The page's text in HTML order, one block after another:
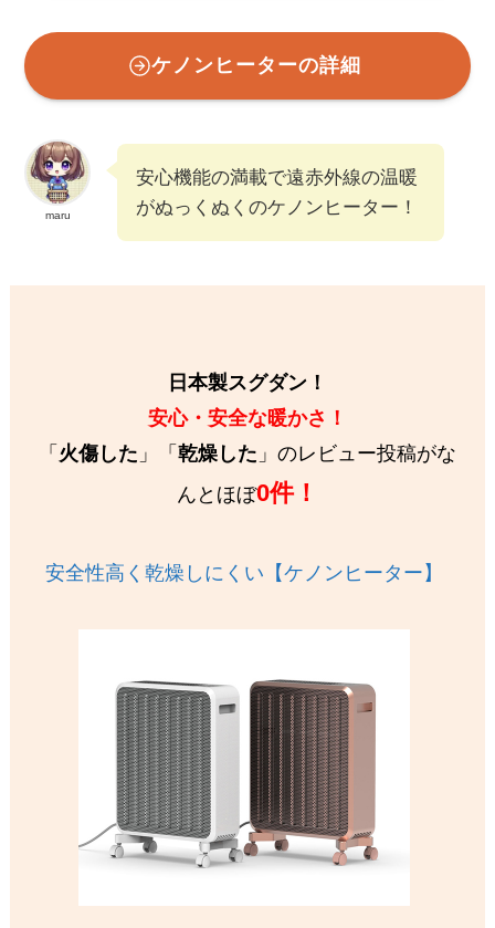
ケノンヒーターの詳細
maru
安心機能の満載で遠赤外線の温暖
がぬっくぬくのケノンヒーター！
日本製スグダン！
安心・安全な暖かさ！
「 火傷した 」「 乾燥した 」のレビュー投稿がな
んとほぼ0件！
安全性高く乾燥しにくい【ケノンヒーター】